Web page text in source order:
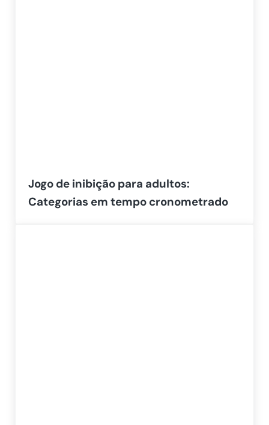
Jogo de inibição para adultos:
Categorias em tempo cronometrado